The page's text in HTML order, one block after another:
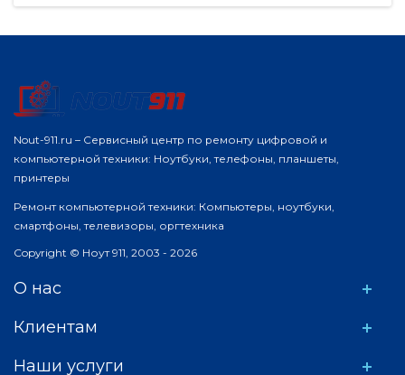
Nout-911.ru – Сервисный центр по ремонту цифровой и
компьютерной техники: Ноутбуки, телефоны, планшеты,
принтеры
Ремонт компьютерной техники: Компьютеры, ноутбуки,
смартфоны, телевизоры, оргтехника
Copyright © Ноут 911, 2003 - 2026
О нас
Клиентам
Наши услуги